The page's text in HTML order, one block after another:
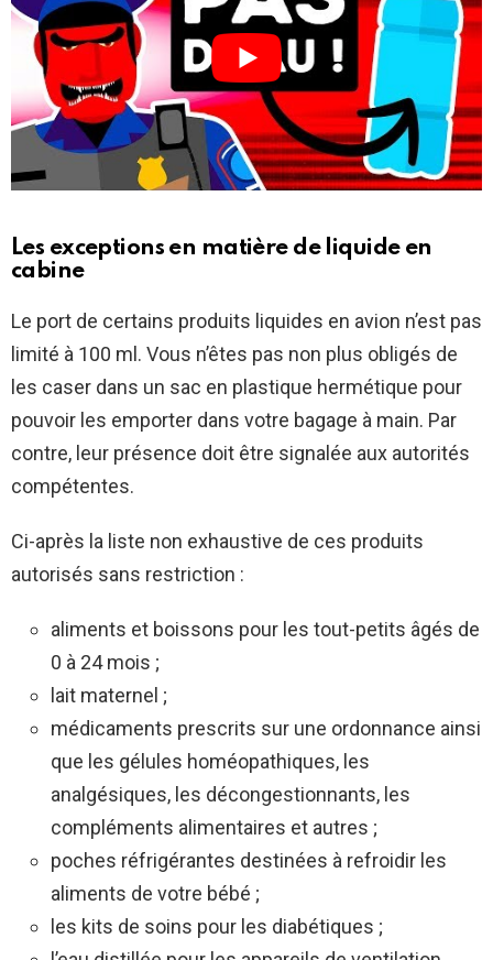
Les exceptions en matière de liquide en
cabine
Le port de certains produits liquides en avion n’est pas
limité à 100 ml. Vous n’êtes pas non plus obligés de
les caser dans un sac en plastique hermétique pour
pouvoir les emporter dans votre bagage à main. Par
contre, leur présence doit être signalée aux autorités
compétentes.
Ci-après la liste non exhaustive de ces produits
autorisés sans restriction :
aliments et boissons pour les tout-petits âgés de
0 à 24 mois ;
lait maternel ;
médicaments prescrits sur une ordonnance ainsi
que les gélules homéopathiques, les
analgésiques, les décongestionnants, les
compléments alimentaires et autres ;
poches réfrigérantes destinées à refroidir les
aliments de votre bébé ;
les kits de soins pour les diabétiques ;